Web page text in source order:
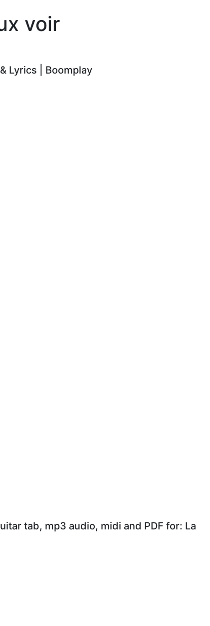
voir
Lyrics | Boomplay
tab, mp3 audio, midi and PDF for: La